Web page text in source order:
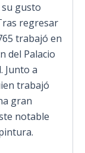
gusto
regresar
trabajó en
del Palacio
Junto a
trabajó
gran
notable